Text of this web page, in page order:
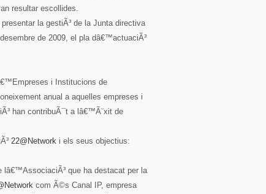
resultar escollides.
la gestiÃ³ de la Junta directiva
de 2009, el pla dâ€™actuaciÃ³
i Institucions de
anual a aquelles empreses i
han contribuÃ¯t a lâ€™Ã¨xit de
22@Network i els seus objectius:
lâ€™AssociaciÃ³ que ha destacat per la
com Ã©s Canal IP, empresa